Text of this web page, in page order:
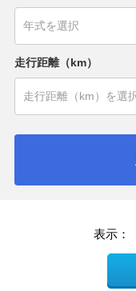
走行距離（km）
表示：